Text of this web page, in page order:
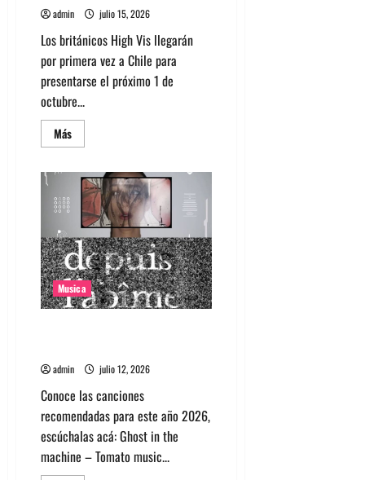
admin julio 15, 2026
Los británicos High Vis llegarán
por primera vez a Chile para
presentarse el próximo 1 de
octubre...
MásLeer
más
High
Vis
confirma
esperado
debut
en
Chile
Musica
admin julio 12, 2026
Conoce las canciones
recomendadas para este año 2026,
escúchalas acá: Ghost in the
machine – Tomato music...